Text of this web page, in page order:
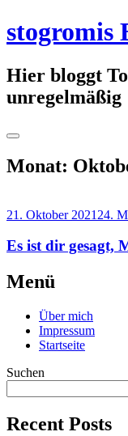
Springe
zum
stogromis
Hier bloggt
unregelmäßig
Seitenleiste
Monat:
21. Oktober 2021 24.
Es ist dir gesagt,
Weiterlesen
→
Menü
Über mich
Impressum
Startseite
Suchen
Recent Posts